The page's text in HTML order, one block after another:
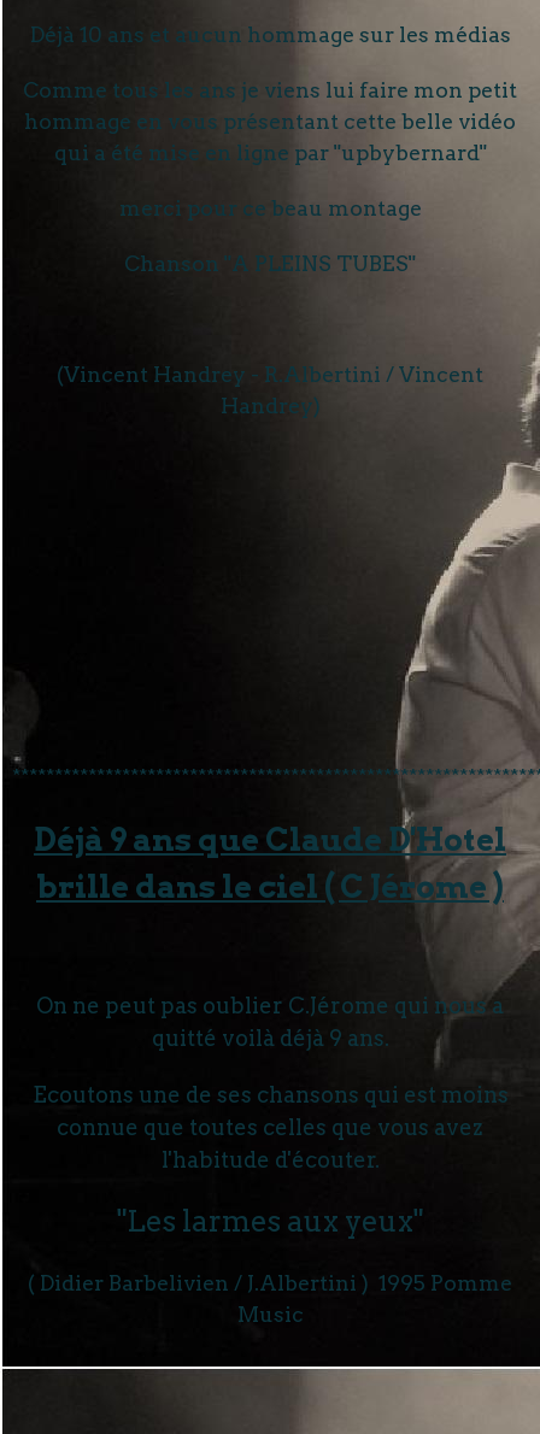
Déjà 10 ans et aucun hommage sur les médias
Comme tous les ans je viens lui faire mon petit
hommage en vous présentant cette belle vidéo
qui a été mise en ligne par "upbybernard"
merci pour ce beau montage
Chanson "A PLEINS TUBES"
(Vincent Handrey - R.Albertini / Vincent
Handrey)
Déjà 9 ans que Claude D'Hotel
brille dans le ciel ( C Jérome )
On ne peut pas oublier C.Jérome qui nous a
quitté voilà déjà 9 ans.
Ecoutons une de ses chansons qui est moins
connue que toutes celles que vous avez
l'habitude d'écouter.
"Les larmes aux yeux"
( Didier Barbelivien / J.Albertini ) 1995 Pomme
Music